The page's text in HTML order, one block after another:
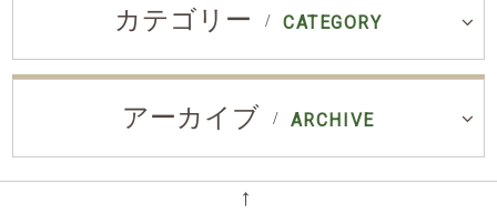
カテゴリー CATEGORY
アーカイブ ARCHIVE
←